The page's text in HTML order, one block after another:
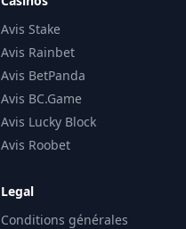
Avis Stake
Avis Rainbet
Avis BetPanda
Avis BC.Game
Avis Lucky Block
Avis Roobet
Legal
Conditions générales